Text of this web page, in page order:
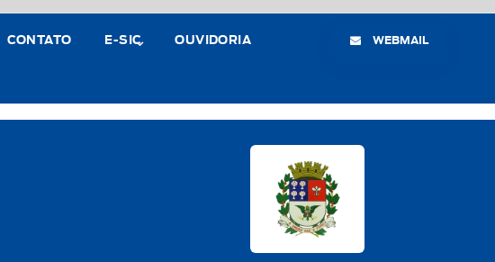
CONTATO E-SIC OUVIDORIA WEBMAIL